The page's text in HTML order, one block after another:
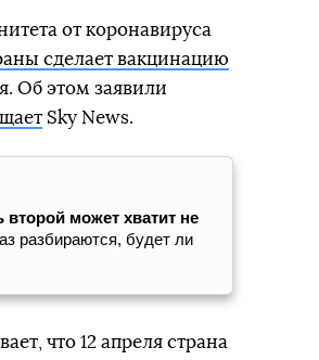
от коронавируса
сделает вакцинацию
Об этом заявили
Sky News.
может хватит не
разбираются, будет ли
что 12 апреля страна